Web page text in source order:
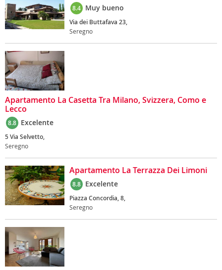
8.4 Muy bueno
Via dei Buttafava 23,
Seregno
Apartamento La Casetta Tra Milano, Svizzera, Como e
Lecco
8.8 Excelente
5 Via Selvetto,
Seregno
Apartamento La Terrazza Dei Limoni
8.8 Excelente
Piazza Concordia, 8,
Seregno